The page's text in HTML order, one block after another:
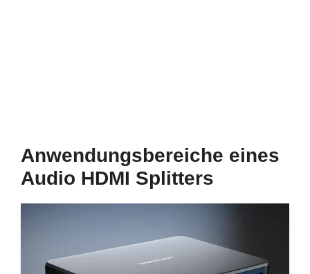
Anwendungsbereiche eines
Audio HDMI Splitters